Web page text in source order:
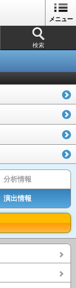
メニュー
検索
分析情報
演出情報